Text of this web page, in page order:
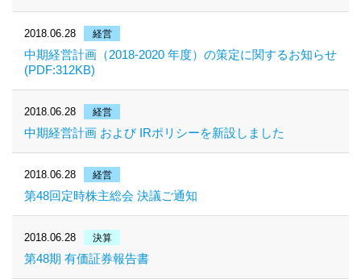
2018.06.28 経営
中期経営計画（2018‐2020 年度）の策定に関するお知らせ
(PDF:312KB)
2018.06.28 経営
中期経営計画 および IRポリシーを新設しました
2018.06.28 経営
第48回定時株主総会 決議ご通知
2018.06.28 決算
第48期 有価証券報告書